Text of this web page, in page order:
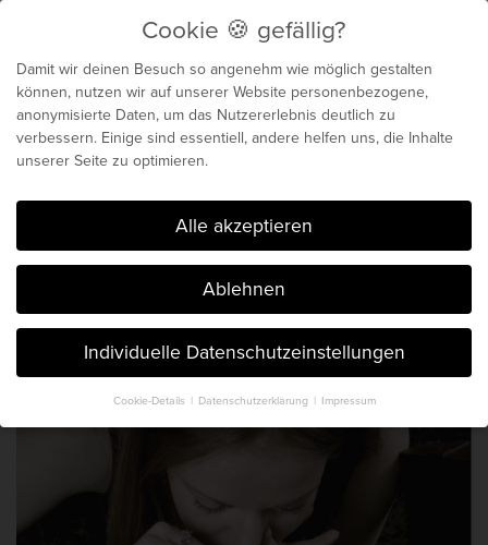
Biochemie für dein
genetisches Maximum
Der Blog von Chris Michalk & Phil
Böhm. Seit 2014.
Cookie 🍪 gefällig?
Damit wir deinen Besuch so angenehm wie möglich gestalten
können, nutzen wir auf unserer Website personenbezogene,
anonymisierte Daten, um das Nutzererlebnis deutlich zu
verbessern. Einige sind essentiell, andere helfen uns, die Inhalte
unserer Seite zu optimieren.
Cookie 🍪 gefällig?
Alle akzeptieren
Ablehnen
Individuelle Datenschutzeinstellungen
Cookie-Details Datenschutzerklärung Impressum
Datenschutzeinstellungen
können Ihre Einwilligung zu ganzen Kategorien geben oder sich
weitere Informationen anzeigen lassen und so nur bestimmte
Cookies auswählen.